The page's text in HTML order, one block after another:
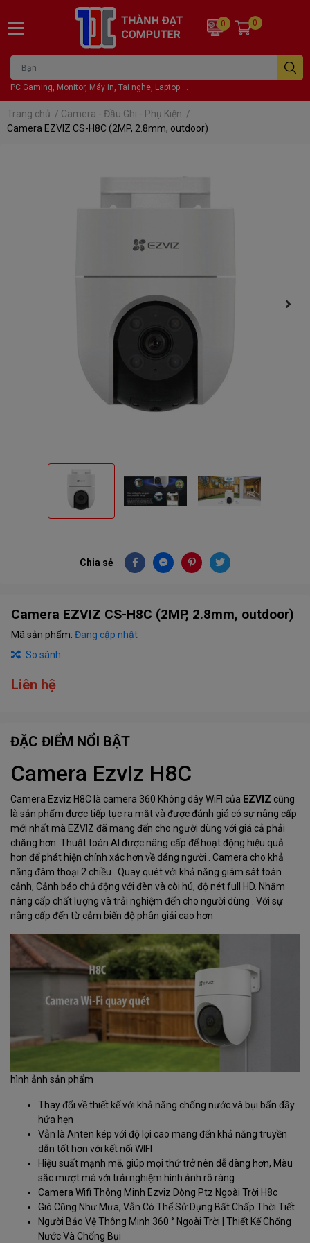
PC Gaming, Monitor, Máy in, Tai nghe, Laptop ...
0 0
Trang chủ / Camera - Đầu Ghi - Phụ Kiện /
Camera EZVIZ CS-H8C (2MP, 2.8mm, outdoor)
Chia sẻ
Camera EZVIZ CS-H8C (2MP, 2.8mm, outdoor)
Mã sản phẩm: Đang cập nhật
So sánh
Liên hệ
ĐẶC ĐIỂM NỔI BẬT
Camera Ezviz H8C
Camera Ezviz H8C là camera 360 Không dây WiFI của EZVIZ cũng
là sản phẩm được tiếp tục ra mắt và được đánh giá có sự nâng cấp
mới nhất mà EZVIZ đã mang đến cho người dùng với giá cả phải
chăng hơn. Thuật toán AI được nâng cấp để hoạt động hiệu quả
hơn để phát hiện chính xác hơn về dáng người . Camera cho khả
năng đàm thoại 2 chiều . Quay quét với khả năng giám sát toàn
cảnh, Cảnh báo chủ động với đèn và còi hú, độ nét full HD. Nhằm
nâng cấp chất lượng và trải nghiệm đến cho người dùng . Với sự
nâng cấp đến từ cảm biến độ phân giải cao hơn
hình ảnh sản phẩm
Thay đổi về thiết kế với khả năng chống nước và bụi bẩn đầy
hứa hẹn
Vẫn là Anten kép với độ lợi cao mang đến khả năng truyền
dẫn tốt hơn với kết nối WIFI
Hiệu suất mạnh mẽ, giúp mọi thứ trở nên dễ dàng hơn, Màu
sắc mượt mà với trải nghiệm hình ảnh rõ ràng
Camera Wifi Thông Minh Ezviz Dòng Ptz Ngoài Trời H8c
Gió Cũng Như Mưa, Vẫn Có Thể Sử Dụng Bất Chấp Thời Tiết
Người Bảo Vệ Thông Minh 360 ° Ngoài Trời | Thiết Kế Chống
Nước Và Chống Bụi